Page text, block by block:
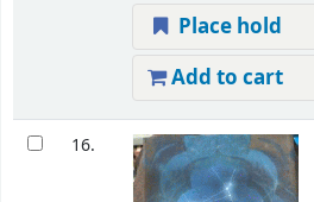
Place hold
Add to cart
16.